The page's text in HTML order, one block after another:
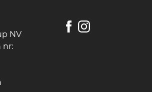
NV
nr: